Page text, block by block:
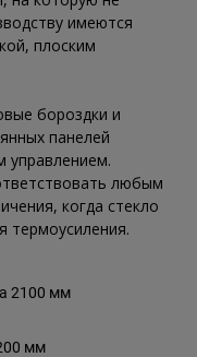
имеются
плоским
бороздки и
панелей
управлением.
любым
когда стекло
термоусиления.
2100 мм
мм